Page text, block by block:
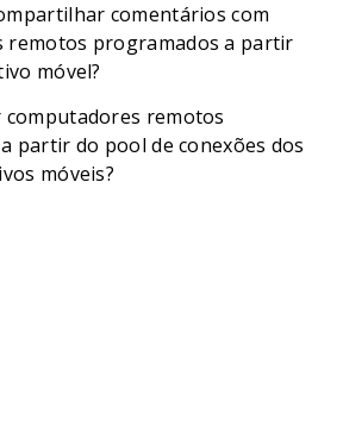
comentários com
remotos programados a partir
móvel?
computadores remotos
partir do pool de conexões dos
móveis?